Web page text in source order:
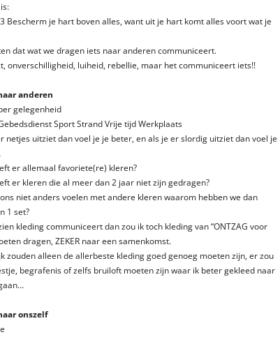
Bescherm je hart boven alles, want uit je hart komt alles voort wat je
dat wat we dragen iets naar anderen communiceert.
onverschilligheid, luiheid, rebellie, maar het communiceert iets!!
anderen
gelegenheid
Sport Strand Vrije tijd Werkplaats
netjes uitziet dan voel je je beter, en als je er slordig uitziet dan voel je
er allemaal favoriete(re) kleren?
er kleren die al meer dan 2 jaar niet zijn gedragen?
ons niet anders voelen met andere kleren waarom hebben we dan
1 set?
kleding communiceert dan zou ik toch kleding van “ONTZAG voor
dragen, ZEKER naar een samenkomst.
zouden alleen de allerbeste kleding goed genoeg moeten zijn, er zou
begrafenis of zelfs bruiloft moeten zijn waar ik beter gekleed naar
onszelf